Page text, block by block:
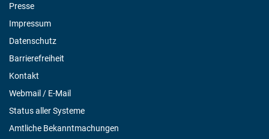
Presse
Impressum
Datenschutz
Barrierefreiheit
Kontakt
Webmail / E-Mail
Status aller Systeme
Amtliche Bekanntmachungen